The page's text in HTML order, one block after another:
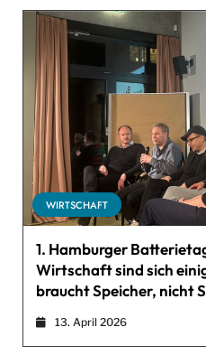
WIRTSCHAFT
1. Hamburger
Wirtschaft sind sich
braucht Speicher, nicht
13. April 2026